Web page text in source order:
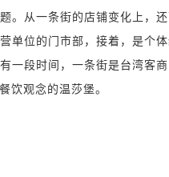
题。从一条街的店铺变化上，
单位的门市部，接着，是个
一段时间，一条街是台湾客
饮观念的温莎堡。